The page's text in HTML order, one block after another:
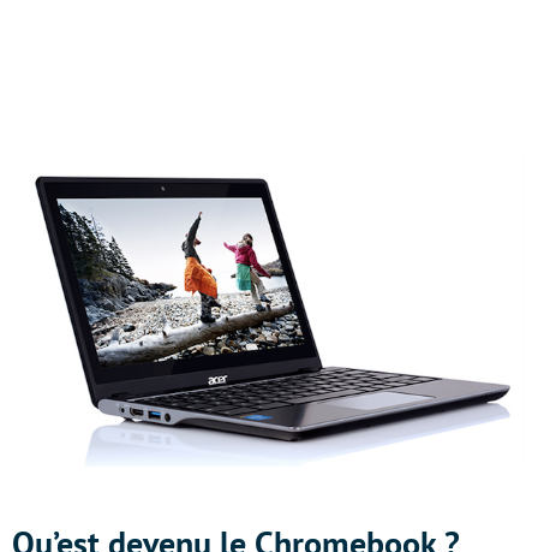
Qu’est devenu le Chromebook ?